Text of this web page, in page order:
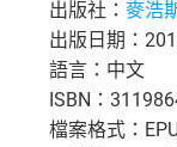
出版社： 麥浩
出版日期：
語言：中文
ISBN：
檔案格式：